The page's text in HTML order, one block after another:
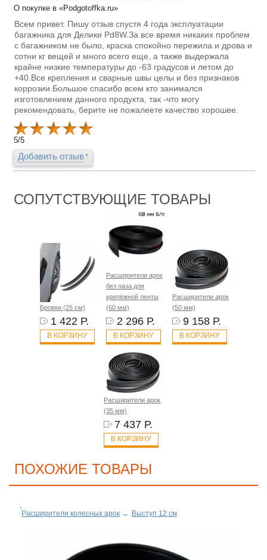
О покупке в «Podgotoffka.ru»
Всем привет. Пишу отзыв спустя 4 года эксплуатации
багажника для Делики Pd8W.За все время никаких проблем
с багажником не было, краска спокойно пережила и дрова и
сотни кг вещей и много всего еще, а также выдержала
крайне низкие температуры до -63 градусов и летом до
+40.Все крепления и сварные швы целы и без признаков
коррозии.Большое спасибо всем кто занимался
изготовлением данного продукта, так -что могу
рекомендовать, берите не пожалеете качество хорошее.
5/5
Добавить отзыв
СОПУТСТВУЮЩИЕ ТОВАРЫ
Бровки (25 см)
1 422 Р.
В КОРЗИНУ
Расширители арок
без паза для
крепёжной ленты
(60 мм)
2 296 Р.
В КОРЗИНУ
Расширители арок
(50 мм)
9 158 Р.
В КОРЗИНУ
Расширители арок
(35 мм)
7 437 Р.
В КОРЗИНУ
ПОХОЖИЕ ТОВАРЫ
Расширители колесных арок→ Выступ 12 см